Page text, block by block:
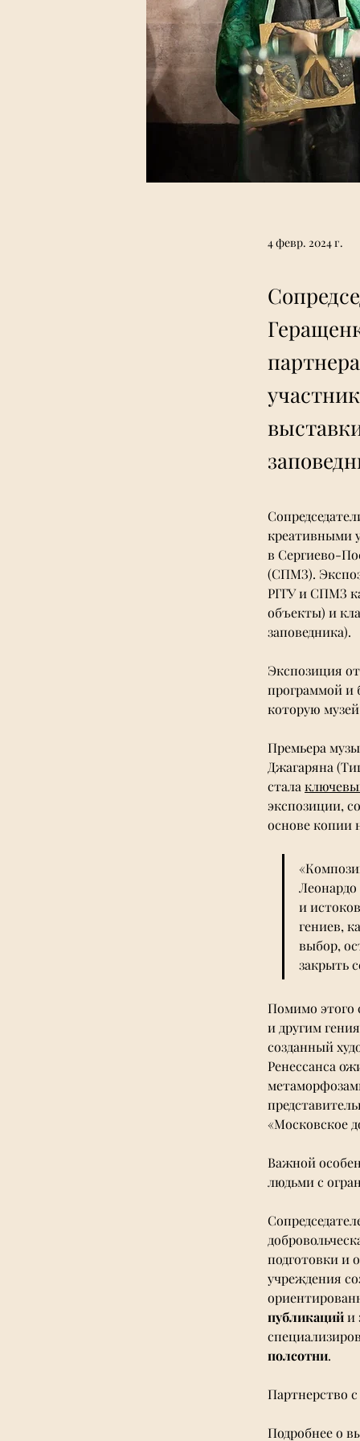
4 февр. 2024 г.
креативными
в Сергиево-
(СПМЗ).
РГГУ и СПМЗ
объекты) и
заповедника).
Экспозиция
программой и
которую
Премьера
Джагаряна
стала
экспозиции,
основе копии
и
гениев,
выбор,
закрыть
Помимо этого
и другим
созданный
Ренессанса
«Московское
Важной
людьми с
подготовки и
учреждения
публикаций и
полсотни.
Партнерство
Подробнее о